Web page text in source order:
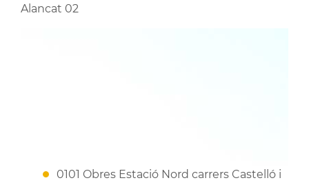
Alancat 02
0101 Obres Estació Nord carrers Castelló i